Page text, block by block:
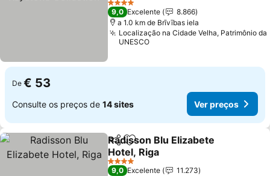
4 Estrelas
9,0 Excelente
8.866
a 1.0 km de Brīvības iela
Localização na Cidade Velha, Patrimônio da
UNESCO
De € 53
Consulte os preços de 14 sites Ver preços
PartilharAdicionar aos favoritos
Radisson Blu Elizabete
Hotel, Riga
4 Estrelas
9,0 Excelente
11.273